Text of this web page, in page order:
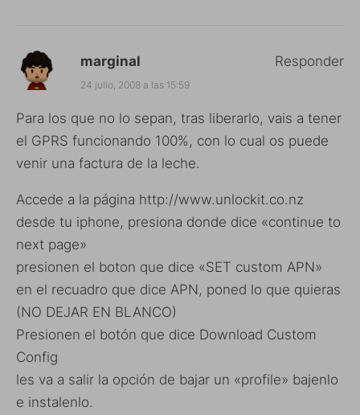
marginal
24 julio, 2008 a las 15:59
Para los que no lo sepan, tras liberarlo, vais a tener
el GPRS funcionando 100%, con lo cual os puede
venir una factura de la leche.
Accede a la página http://www.unlockit.co.nz
desde tu iphone, presiona donde dice «continue to
next page»
presionen el boton que dice «SET custom APN»
en el recuadro que dice APN, poned lo que quieras
(NO DEJAR EN BLANCO)
Presionen el botón que dice Download Custom
Config
les va a salir la opción de bajar un «profile» bajenlo
e instalenlo.
Responder